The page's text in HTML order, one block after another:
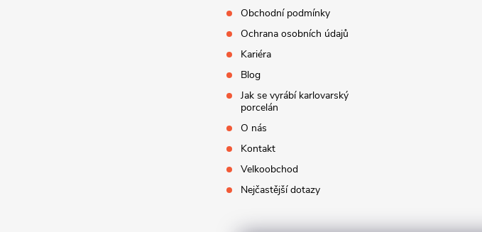
Obchodní podmínky
Ochrana osobních údajů
Kariéra
Blog
Jak se vyrábí karlovarský
porcelán
O nás
Kontakt
Velkoobchod
Nejčastější dotazy